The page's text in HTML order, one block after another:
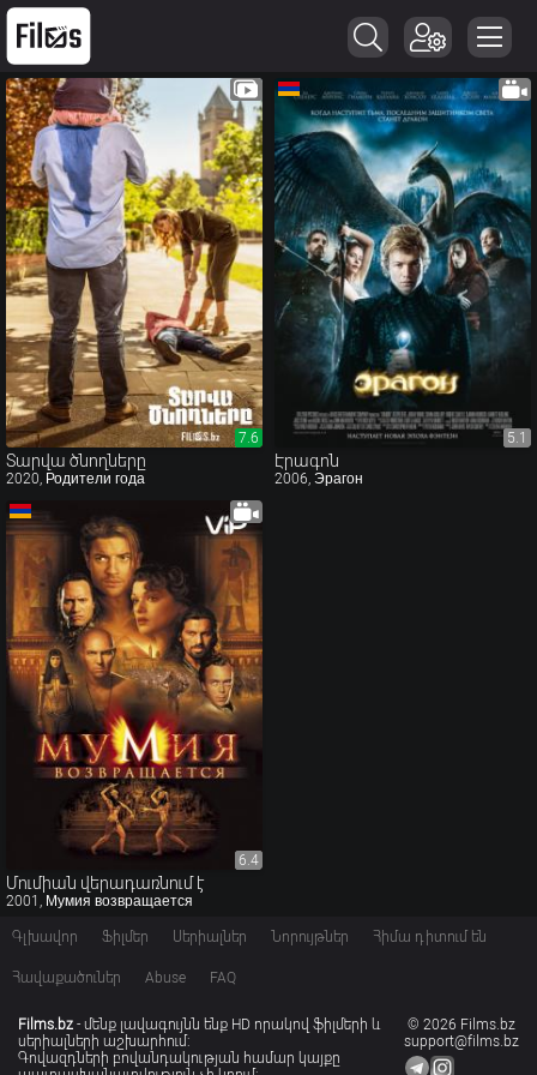
7.6
7.6
Տարվա ծնողները
2020, Родители года
5.1
5.1
Էրագոն
2006, Эрагон
6.4
6.4
Մումիան վերադառնում է
2001, Мумия возвращается
Գլխավոր Ֆիլմեր Սերիալներ Նորույթներ Հիմա դիտում են
Հավաքածուներ Abuse FAQ
© 2026 Films.bz
support@films.bz
Films.bz - մենք լավագույնն ենք HD որակով ֆիլմերի և
սերիալների աշխարհում:
Գովազդների բովանդակության համար կայքը